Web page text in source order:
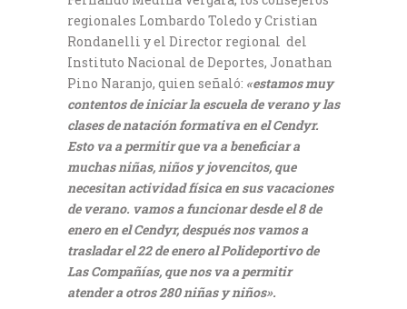
regionales Lombardo Toledo y Cristian
Rondanelli y el Director regional del
Instituto Nacional de Deportes, Jonathan
Pino Naranjo, quien señaló: «estamos muy
contentos de iniciar la escuela de verano y las
clases de natación formativa en el Cendyr.
Esto va a permitir que va a beneficiar a
muchas niñas, niños y jovencitos, que
necesitan actividad física en sus vacaciones
de verano. vamos a funcionar desde el 8 de
enero en el Cendyr, después nos vamos a
trasladar el 22 de enero al Polideportivo de
Las Compañías, que nos va a permitir
atender a otros 280 niñas y niños».